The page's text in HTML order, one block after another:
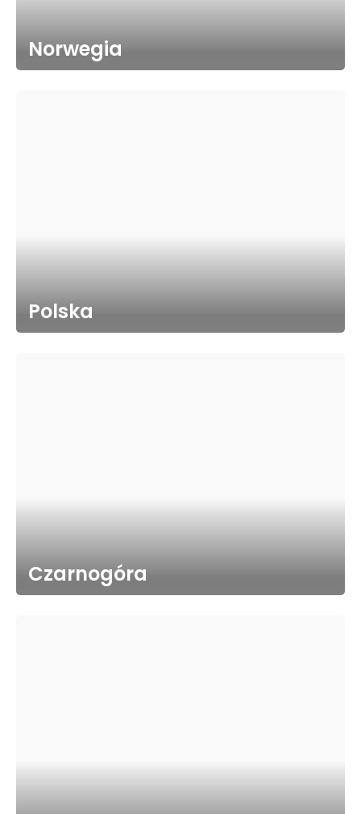
Norwegia
Polska
Czarnogóra